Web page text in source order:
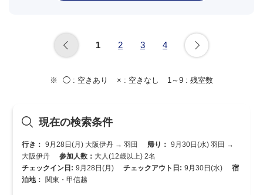
1 2 3 4
◯ : 空きあり × : 空きなし 1～9 : 残室数
現在の検索条件
行き： 9月28日(月) 大阪伊丹 → 羽田 帰り： 9月30日(水) 羽田 →
大阪伊丹
参加人数： 大人(12歳以上) 2名
チェックイン日: 9月28日(月) チェックアウト日: 9月30日(水)
宿
泊地：
関東・甲信越